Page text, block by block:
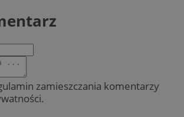
zamieszczania komentarzy